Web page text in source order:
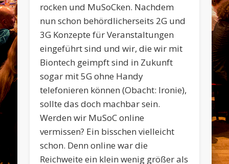
rocken und MuSoCken. Nachdem
nun schon behördlicherseits 2G und
3G Konzepte für Veranstaltungen
eingeführt sind und wir, die wir mit
Biontech geimpft sind in Zukunft
sogar mit 5G ohne Handy
telefonieren können (Obacht: Ironie),
sollte das doch machbar sein.
Werden wir MuSoC online
vermissen? Ein bisschen vielleicht
schon. Denn online war die
Reichweite ein klein wenig größer als